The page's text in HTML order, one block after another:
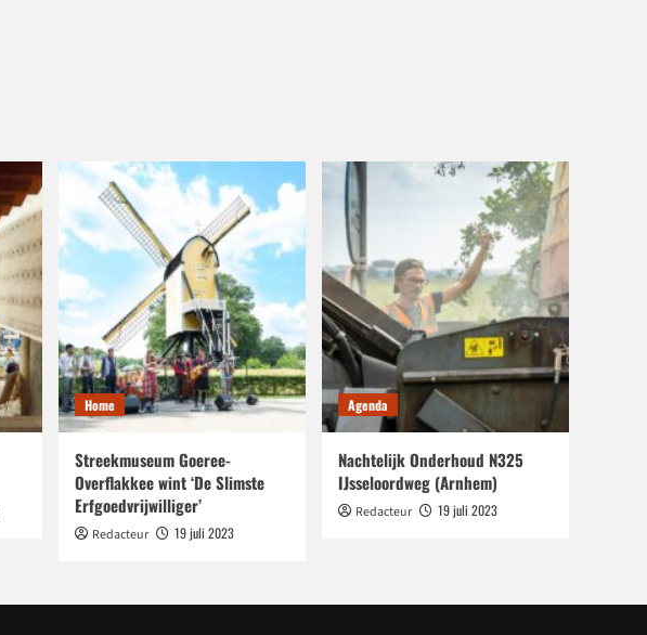
Home
Streekmuseum Goeree-
Overflakkee wint ‘De Slimste
Erfgoedvrijwilliger’
Redacteur 19 juli 2023
Agenda
Nachtelijk Onderhoud N325
IJsseloordweg (Arnhem)
Redacteur 19 juli 2023